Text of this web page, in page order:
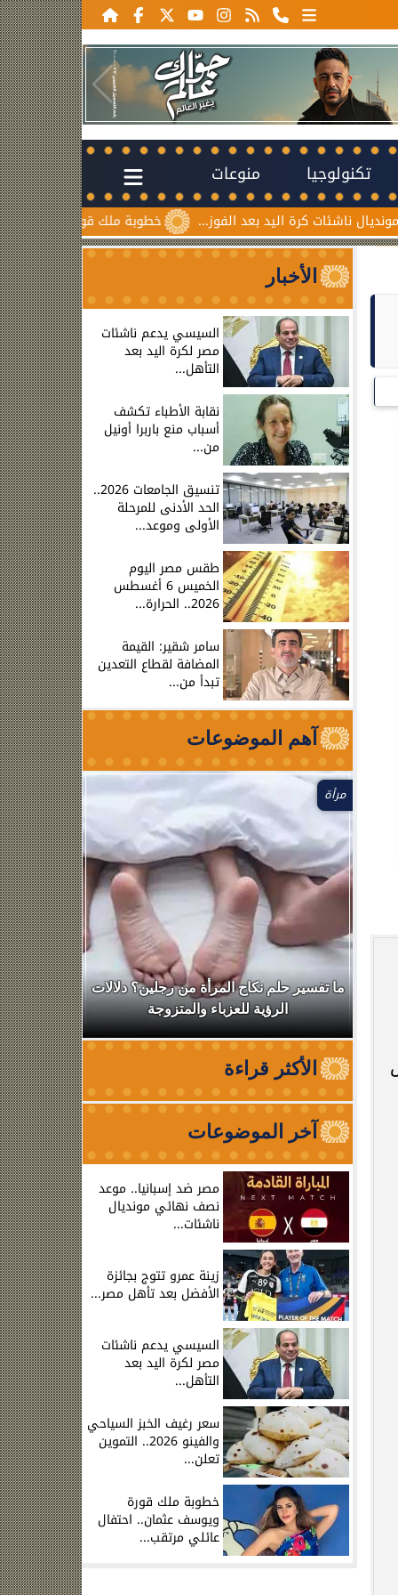
تكنولوجيا منوعات
خطوبة ملك قورة ويوسف عثمان.. كرة اليد بعد الفوز...
الأخبار
السيسي يدعم ناشئات
مصر لكرة اليد بعد
التأهل...
نقابة الأطباء تكشف
أسباب منع باربرا أونيل
من...
تنسيق الجامعات 2026..
الحد الأدنى للمرحلة
الأولى وموعد...
طقس مصر اليوم
الخميس 6 أغسطس
2026.. الحرارة...
سامر شقير: القيمة
المضافة لقطاع التعدين
تبدأ من...
آهم الموضوعات
مرأة
ما تفسير حلم نكاح المرأة من رجلين؟ دلالات
الرؤية للعزباء والمتزوجة
نقابة
من
الأكثر قراءة
آخر الموضوعات
مصر ضد إسبانيا.. موعد
نصف نهائي مونديال
ناشئات...
زينة عمرو تتوج بجائزة
الأفضل بعد تأهل مصر...
السيسي يدعم ناشئات
مصر لكرة اليد بعد
التأهل...
سعر رغيف الخبز السياحي
والفينو 2026.. التموين
تعلن...
خطوبة ملك قورة
ويوسف عثمان.. احتفال
عائلي مرتقب...